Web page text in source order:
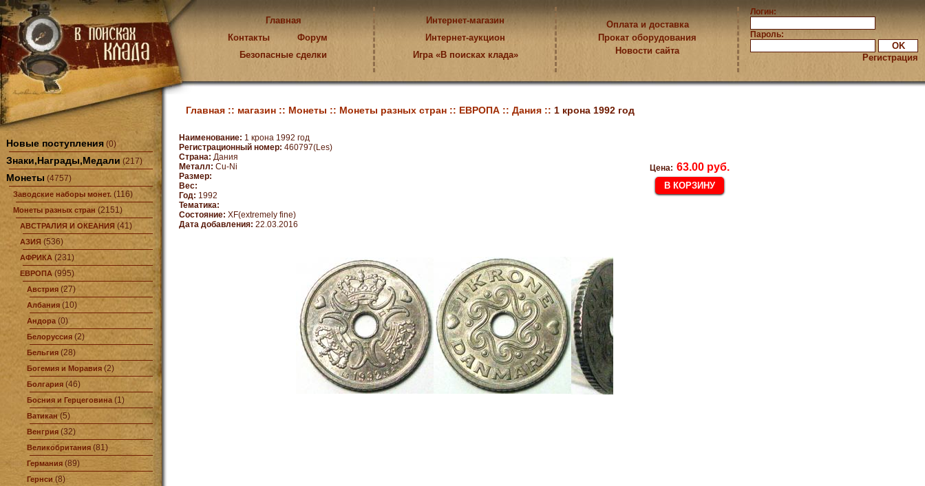
Главная
Контакты
Форум
Безопасные сделки
Интернет-магазин
Интернет-аукцион
Игра «В поисках клада»
Оплата и доставка
Прокат оборудования
Новости сайта
Логин:
Пароль:
Регистрация
Новые поступления (0)
Знаки,Награды,Медали (217)
Монеты (4757)
Заводские наборы монет. (116)
Монеты разных стран (2151)
АВСТРАЛИЯ И ОКЕАНИЯ (41)
АЗИЯ (536)
АФРИКА (231)
ЕВРОПА (995)
Австрия (27)
Албания (10)
Андора (0)
Белоруссия (2)
Бельгия (28)
Богемия и Моравия (2)
Болгария (46)
Босния и Герцеговина (1)
Ватикан(5)
Венгрия (32)
Великобритания (81)
Германия (89)
Гернси(8)
Главная :: магазин :: Монеты :: Монеты разных стран :: ЕВРОПА :: Дания :: 1 крона 1992 год
Наименование: 1 крона 1992 год
Регистрационный номер: 460797(Les)
Страна: Дания
Металл: Cu-Ni
Размер:
Вес:
Год: 1992
Тематика:
Состояние: XF(extremely fine)
Дата добавления: 22.03.2016
Цена: 63.00 руб.